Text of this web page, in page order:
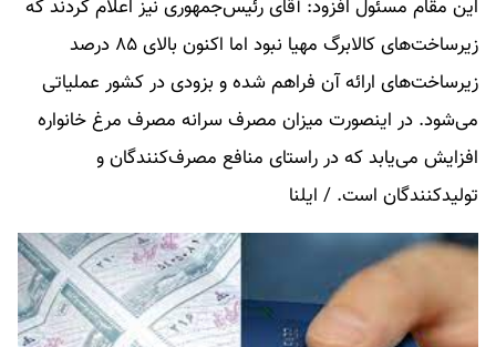
این مقام مسئول افزود: آقای رئیس‌جمهوری نیز اعلام کردند که
زیرساخت‌های کالابرگ مهیا نبود اما اکنون بالای ۸۵ درصد
زیرساخت‌های ارائه آن فراهم شده و بزودی در کشور عملیاتی
می‌شود. در اینصورت میزان مصرف سرانه مصرف مرغ خانواره
افزایش می‌یابد که در راستای منافع مصرف‌کنندگان و
تولیدکنندگان است. / ایلنا